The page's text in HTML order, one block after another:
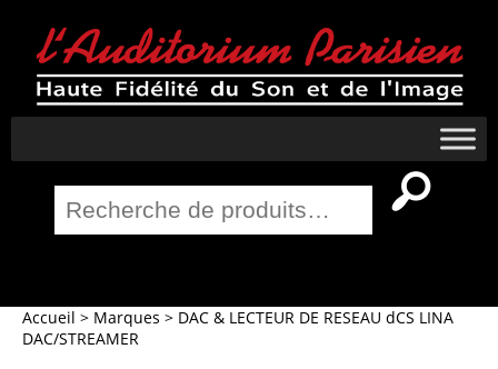
pour :
Accueil > Marques > DAC & LECTEUR DE RESEAU dCS LINA
DAC/STREAMER